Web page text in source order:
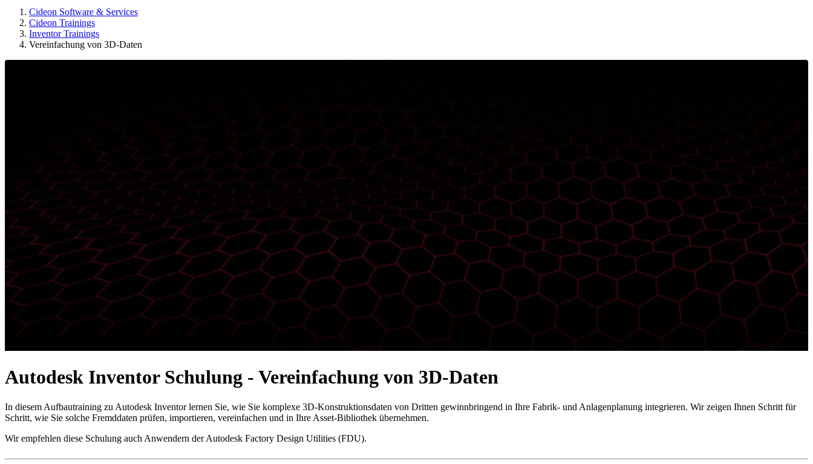
Cideon Software & Services
Cideon Trainings
Inventor Trainings
Vereinfachung von 3D-Daten
Autodesk Inventor Schulung - Vereinfachung von 3D-Daten
In diesem Aufbautraining zu Autodesk Inventor lernen Sie, wie Sie komplexe 3D-Konstruktionsdaten von Dritten gewinnbringend in Ihre Fabrik- und Anlagenplanung integrieren. Wir zeigen Ihnen Schritt für
Schritt, wie Sie solche Fremddaten prüfen, importieren, vereinfachen und in Ihre Asset-Bibliothek übernehmen.
Wir empfehlen diese Schulung auch Anwendern der Autodesk Factory Design Utilities (FDU).